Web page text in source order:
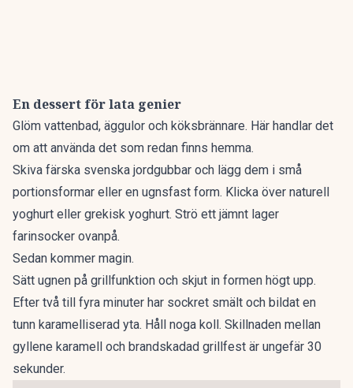
En dessert för lata genier
Glöm vattenbad, äggulor och köksbrännare. Här handlar det
om att använda det som redan finns hemma.
Skiva färska svenska jordgubbar och lägg dem i små
portionsformar eller en ugnsfast form. Klicka över naturell
yoghurt eller grekisk yoghurt. Strö ett jämnt lager
farinsocker ovanpå.
Sedan kommer magin.
Sätt ugnen på grillfunktion och skjut in formen högt upp.
Efter två till fyra minuter har sockret smält och bildat en
tunn karamelliserad yta. Håll noga koll. Skillnaden mellan
gyllene karamell och brandskadad grillfest är ungefär 30
sekunder.